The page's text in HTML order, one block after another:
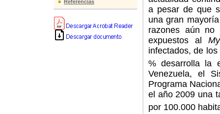
Referencias
a pesar de que
una gran
razones aún no
expuestos al
infectados, de
% desarrolla la
Venezuela, el
Programa
el año 2009 una
por 100.000